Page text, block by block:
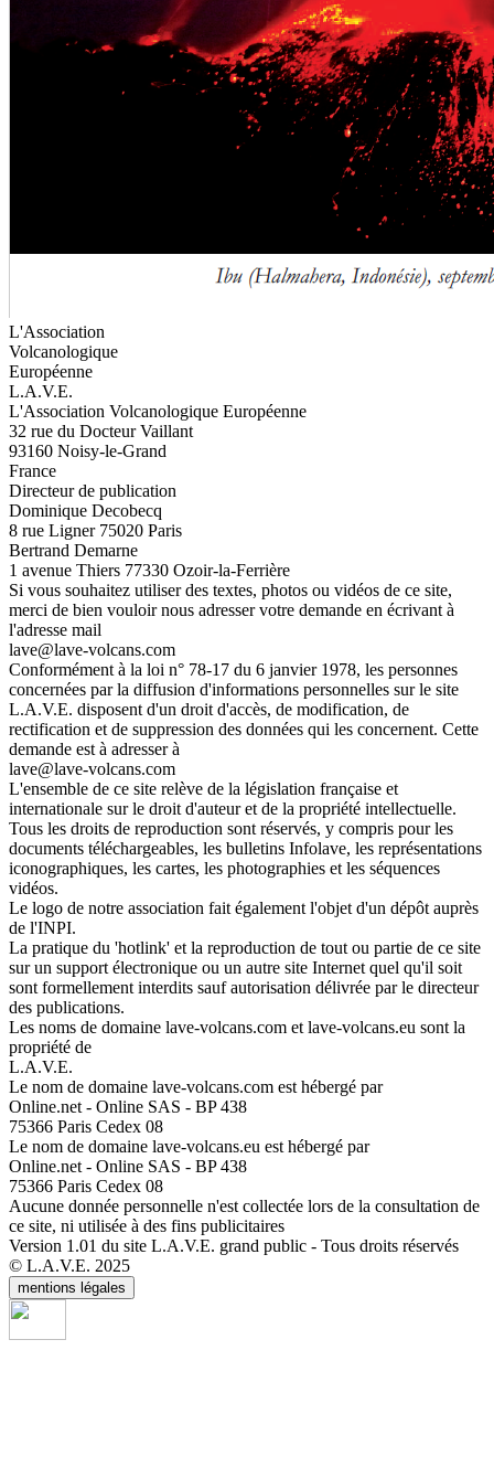
L'Association
Volcanologique
Européenne
L.A.V.E.
L'Association Volcanologique Européenne
32 rue du Docteur Vaillant
93160 Noisy-le-Grand
France
Directeur de publication
Dominique Decobecq
8 rue Ligner 75020 Paris
Bertrand Demarne
1 avenue Thiers 77330 Ozoir-la-Ferrière
Si vous souhaitez utiliser des textes, photos ou vidéos de ce site,
merci de bien vouloir nous adresser votre demande en écrivant à
l'adresse mail
lave@lave-volcans.com
Conformément à la loi n° 78-17 du 6 janvier 1978, les personnes
concernées par la diffusion d'informations personnelles sur le site
L.A.V.E. disposent d'un droit d'accès, de modification, de
rectification et de suppression des données qui les concernent. Cette
demande est à adresser à
lave@lave-volcans.com
L'ensemble de ce site relève de la législation française et
internationale sur le droit d'auteur et de la propriété intellectuelle.
Tous les droits de reproduction sont réservés, y compris pour les
documents téléchargeables, les bulletins Infolave, les représentations
iconographiques, les cartes, les photographies et les séquences
vidéos.
Le logo de notre association fait également l'objet d'un dépôt auprès
de l'INPI.
La pratique du 'hotlink' et la reproduction de tout ou partie de ce site
sur un support électronique ou un autre site Internet quel qu'il soit
sont formellement interdits sauf autorisation délivrée par le directeur
des publications.
Les noms de domaine lave-volcans.com et lave-volcans.eu sont la
propriété de
L.A.V.E.
Le nom de domaine lave-volcans.com est hébergé par
Online.net - Online SAS - BP 438
75366 Paris Cedex 08
Le nom de domaine lave-volcans.eu est hébergé par
Online.net - Online SAS - BP 438
75366 Paris Cedex 08
Aucune donnée personnelle n'est collectée lors de la consultation de
ce site, ni utilisée à des fins publicitaires
Version 1.01 du site L.A.V.E. grand public - Tous droits réservés
© L.A.V.E. 2025
mentions légales